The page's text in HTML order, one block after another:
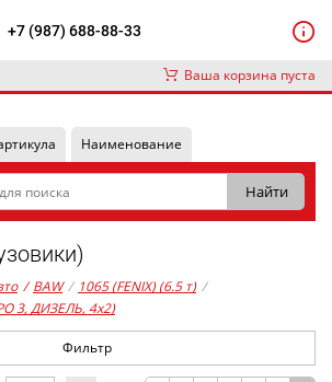
+7 (987) 688-88-33
Ваша корзина пуста
Наименование
/ BAW / 1065 (FENIX) (6.5 т) /
3, ДИЗЕЛЬ, 4x2)
Фильтр